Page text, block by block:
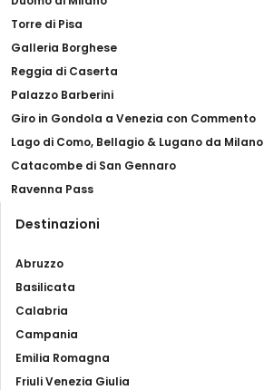
Torre di Pisa
Galleria Borghese
Reggia di Caserta
Palazzo Barberini
Giro in Gondola a Venezia con Commento
Lago di Como, Bellagio & Lugano da Milano
Catacombe di San Gennaro
Ravenna Pass
Destinazioni
Abruzzo
Basilicata
Calabria
Campania
Emilia Romagna
Friuli Venezia Giulia